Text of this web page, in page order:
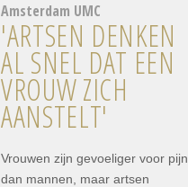
Amsterdam UMC
'ARTSEN DENKEN
AL SNEL DAT EEN
VROUW ZICH
AANSTELT'
Vrouwen zijn gevoeliger voor pijn
dan mannen, maar artsen